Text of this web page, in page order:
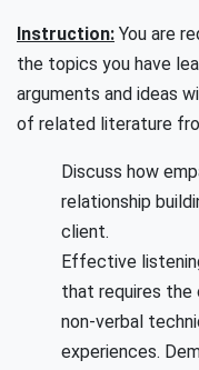
Instruction: You are
the topics you have
arguments and ideas
of related literature
Discuss how
relationship
client.
Effective
that requires the
non-verbal
experiences.